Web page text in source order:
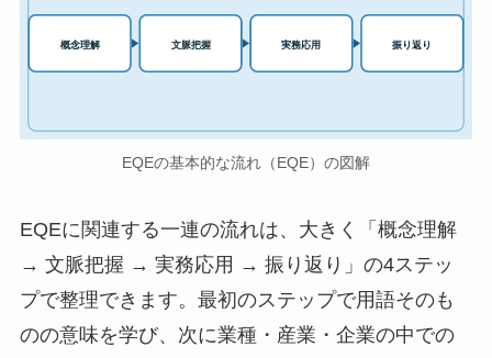
概念理解 文脈把握 実務応用 振り返り
EQEの基本的な流れ（EQE）の図解
EQEに関連する一連の流れは、大きく「概念理解
→ 文脈把握 → 実務応用 → 振り返り」の4ステッ
プで整理できます。最初のステップで用語そのも
のの意味を学び、次に業種・産業・企業の中での